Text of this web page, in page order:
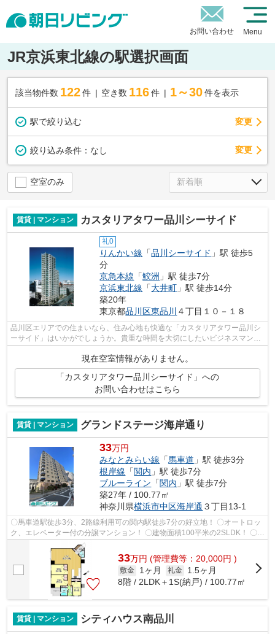
お問い合わせ Menu
JR京浜東北線の駅選択画面
該当物件数 122件 空き数 116 件 1～30 件を表示
駅で絞り込む 変更
絞り込み条件： なし 変更
空室のみ
賃貸 | マンション カスタリアタワー品川シーサイド
礼0
りんかい線 「品川シーサイド 」駅 徒歩5
分
京急本線 「鮫洲 」駅 徒歩7分
京浜東北線 「大井町 」駅 徒歩14分
築20年
東京都品川区東品川 ４丁目１０－１８
品川区エリアでの住まいなら、住み心地も快適な「カスタリアタワー品川シ
ーサイド」はいかがでしょうか。貴重な時間を大切にしたいビジネスマンに
おすすめの交通のアクセスが良い物件...
現在空室情報がありません。
「カスタリアタワー品川シーサイド」への
お問い合わせはこちら
賃貸 | マンション グランドステージ海岸通り
33万円
みなとみらい線 「馬車道 」駅 徒歩3分
根岸線 「関内 」駅 徒歩7分
ブルーライン 「関内 」駅 徒歩7分
築27年 / 100.77㎡
神奈川県横浜市中区海岸通 ３丁目13-1
〇馬車道駅徒歩3分、2路線利用可の関内駅徒歩7分の好立地！ 〇オートロッ
ク、エレベーター付の分譲マンション！ 〇建物面積100平米の2SLDK！ 〇コ
ンビニ約30ｍ、スーパー約450ｍで買物...
33万円 (管理費等：20,000円 )
敷金 1ヶ月 礼金
1.5ヶ月
8階 / 2LDK＋1S(納戸) / 100.77㎡
賃貸 | マンション シティハウス南品川